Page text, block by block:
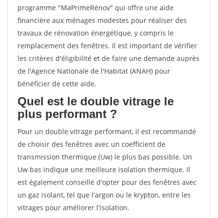
programme "MaPrimeRénov" qui offre une aide
financière aux ménages modestes pour réaliser des
travaux de rénovation énergétique, y compris le
remplacement des fenêtres. Il est important de vérifier
les critères d'éligibilité et de faire une demande auprès
de l'Agence Nationale de l'Habitat (ANAH) pour
bénéficier de cette aide.
Quel est le double vitrage le
plus performant ?
Pour un double vitrage performant, il est recommandé
de choisir des fenêtres avec un coefficient de
transmission thermique (Uw) le plus bas possible. Un
Uw bas indique une meilleure isolation thermique. Il
est également conseillé d'opter pour des fenêtres avec
un gaz isolant, tel que l'argon ou le krypton, entre les
vitrages pour améliorer l'isolation.